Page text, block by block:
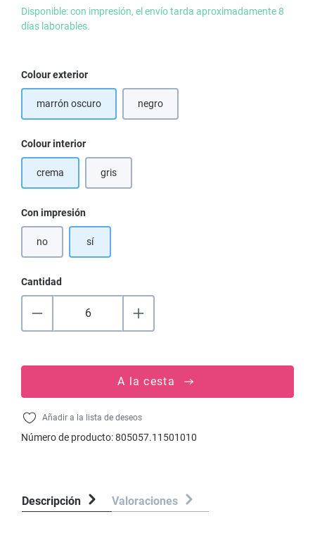
Disponible: con impresión, el envío tarda aproximadamente 8
días laborables.
Seleccione
Colour exterior
marrón oscuro negro(Esta opción no está disponible en este
Seleccione
Colour interior
crema gris(Esta opción no está disponible en este momento.)
Seleccione
Con impresión
no sí
Cantidad
A la cesta
Añadir a la lista de deseos
Número de producto:805057.11501010
Descripción Valoraciones